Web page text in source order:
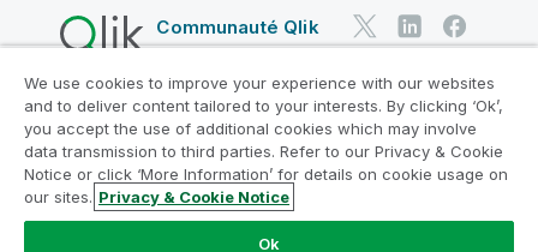
Communauté Qlik
Contrats juridiques
Conditions d'utilisation des produits
Legal Policies
Conditions légales
Conditions d'utilisation
Marques
Do Not Share My Info
We use cookies to improve your experience with our websites
and to deliver content tailored to your interests. By clicking ‘Ok’,
you accept the use of additional cookies which may involve
data transmission to third parties. Refer to our Privacy & Cookie
Notice or click ‘More Information’ for details on cookie usage on
our sites. Privacy & Cookie Notice
Ok